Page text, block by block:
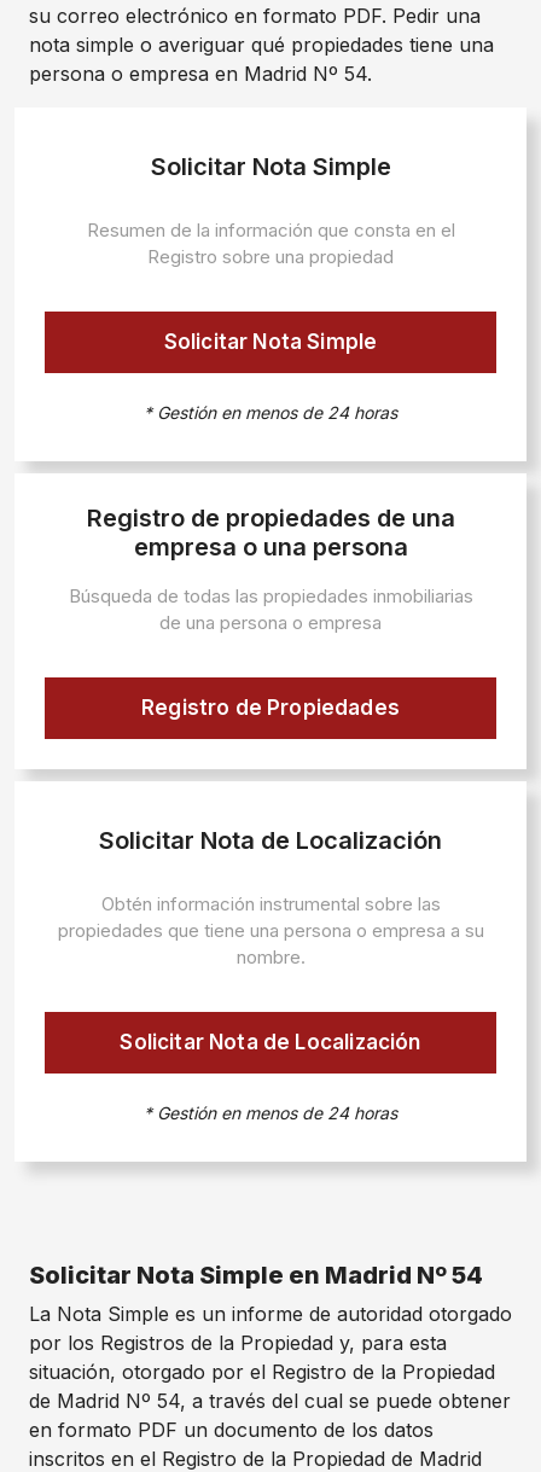
su correo electrónico en formato PDF. Pedir una
nota simple o averiguar qué propiedades tiene una
persona o empresa en Madrid Nº 54.
Solicitar Nota Simple
Resumen de la información que consta en el
Registro sobre una propiedad
Solicitar Nota Simple
* Gestión en menos de 24 horas
Registro de propiedades de una
empresa o una persona
Búsqueda de todas las propiedades inmobiliarias
de una persona o empresa
Registro de Propiedades
Solicitar Nota de Localización
Obtén información instrumental sobre las
propiedades que tiene una persona o empresa a su
nombre.
Solicitar Nota de Localización
* Gestión en menos de 24 horas
Solicitar Nota Simple en Madrid Nº 54
La Nota Simple es un informe de autoridad otorgado
por los Registros de la Propiedad y, para esta
situación, otorgado por el Registro de la Propiedad
de Madrid Nº 54, a través del cual se puede obtener
en formato PDF un documento de los datos
inscritos en el Registro de la Propiedad de Madrid